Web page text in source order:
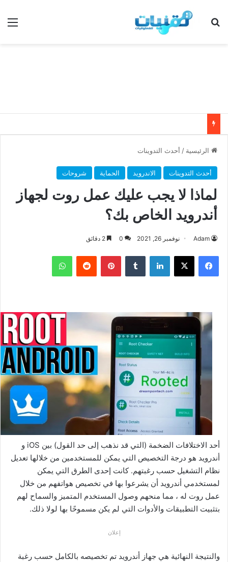
بحث عن
الرئيسية / أحدث التدوينات
أحدث التدوينات الاندرويد الحماية شروحات
لماذا لا يجب عليك عمل روت لجهاز
أندرويد الخاص بك؟
Adam نوفمبر 26, 2021 0
فيسبوك ‫X لينكدإن بينتيريست واتساب
أحد الاختلافات الضخمة (التي قد نذهب إلى حد القول) بين iOS و
أندرويد هو درجة التخصيص التي يمكن للمستخدمين من خلالها تعديل
نظام التشغيل حسب رغبتهم. كانت إحدى الطرق التي يمكن
لمستخدمي أندرويد أن يشرعوا بها في تخصيص هواتفهم من خلال
عمل روت له ، مما منحهم وصول المستخدم المتميز والسماح لهم
بتثبيت التطبيقات والأدوات التي لم يكن مسموحًا بها لولا ذلك.
إعلان
والنتيجة النهائية هي جهاز أندرويد تم تخصيصه بالكامل حسب رغبة